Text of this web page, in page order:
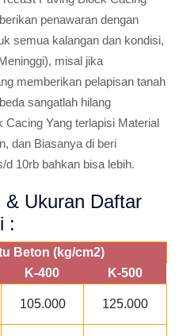
penawaran dengan
semua kalangan dan kondisi,
misal jika
memberikan pelapisan tanah
sangatlah hilang
Cacing Yang terlapisi Material
dan Biasanya di beri
d 10rb bahkan bisa lebih.
& Ukuran Daftar
:
Beton (kg/cm2)
K-400
K-500
105.000 125.000